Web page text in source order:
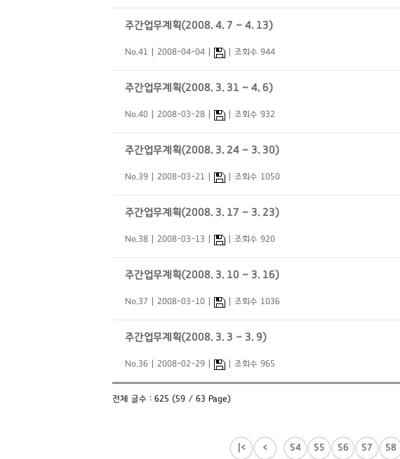
주간업무계획(2008. 4. 7 ~ 4. 13)
No.41 2008-04-04 조회수 944
주간업무계획(2008. 3. 31 ~ 4. 6)
No.40 2008-03-28 조회수 932
주간업무계획(2008. 3. 24 ~ 3. 30)
No.39 2008-03-21 조회수 1050
주간업무계획(2008. 3. 17 ~ 3. 23)
No.38 2008-03-13 조회수 920
주간업무계획(2008. 3. 10 ~ 3. 16)
No.37 2008-03-10 조회수 1036
주간업무계획(2008. 3. 3 ~ 3. 9)
No.36 2008-02-29 조회수 965
전체 글수 : 625 (59 / 63 Page)
|< < 54 55 56 57 58